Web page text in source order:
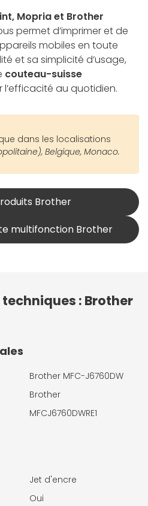
Mopria et Brother
permet d’imprimer et de
mobiles en toute
et sa simplicité d’usage,
couteau-suisse
l’efficacité au quotidien.
dans les localisations
Belgique, Monaco.
Brother
multifonction Brother
: Brother
Brother MFC-J6760DW
Brother
MFCJ6760DWRE1
Jet d'encre
Oui